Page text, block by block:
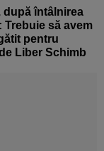
după întâlnirea
Trebuie să avem
pentru
Liber Schimb